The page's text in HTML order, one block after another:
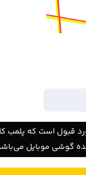
قبول است که پلمب
گوشی موبایل